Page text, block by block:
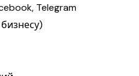
Telegram